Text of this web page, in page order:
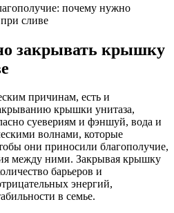
закрывать крышку
причинам, есть и
крышки унитаза,
суевериям и фэншуй, вода и
волнами, которые
они приносили благополучие,
между ними. Закрывая крышку
барьеров и
энергий,
в семье.